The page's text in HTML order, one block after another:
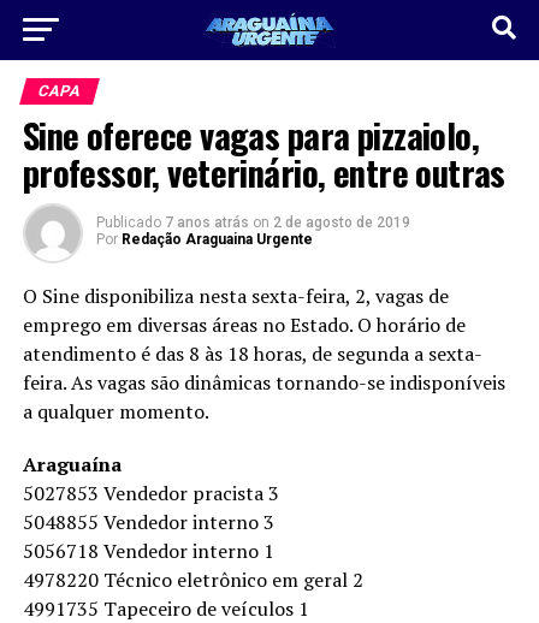
CAPA
Sine oferece vagas para pizzaiolo,
professor, veterinário, entre outras
Publicado 7 anos atrás on 2 de agosto de 2019
Por Redação Araguaina Urgente
O Sine disponibiliza nesta sexta-feira, 2, vagas de
emprego em diversas áreas no Estado. O horário de
atendimento é das 8 às 18 horas, de segunda a sexta-
feira. As vagas são dinâmicas tornando-se indisponíveis
a qualquer momento.
Araguaína
5027853 Vendedor pracista 3
5048855 Vendedor interno 3
5056718 Vendedor interno 1
4978220 Técnico eletrônico em geral 2
4991735 Tapeceiro de veículos 1